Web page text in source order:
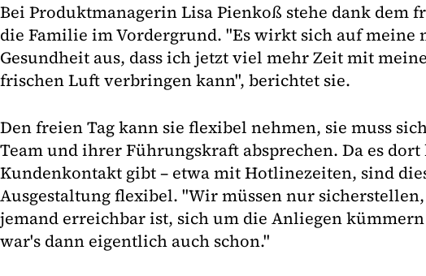
Bei Produktmanagerin Lisa Pienkoß stehe dank dem
die Familie im Vordergrund. "Es wirkt sich auf meine
Gesundheit aus, dass ich jetzt viel mehr Zeit mit
frischen Luft verbringen kann", berichtet sie.
Den freien Tag kann sie flexibel nehmen, sie muss
Team und ihrer Führungskraft absprechen. Da es
Kundenkontakt gibt – etwa mit Hotlinezeiten, sind
Ausgestaltung flexibel. "Wir müssen nur
jemand erreichbar ist, sich um die Anliegen
war's dann eigentlich auch schon."